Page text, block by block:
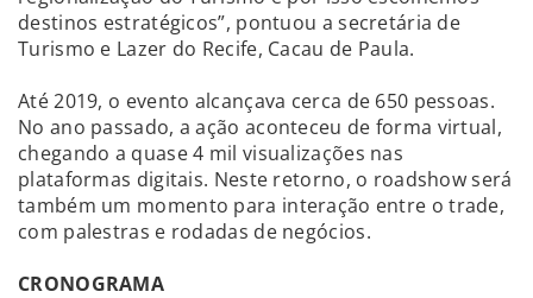
destinos estratégicos”, pontuou a secretária de
Turismo e Lazer do Recife, Cacau de Paula.
Até 2019, o evento alcançava cerca de 650 pessoas.
No ano passado, a ação aconteceu de forma virtual,
chegando a quase 4 mil visualizações nas
plataformas digitais. Neste retorno, o roadshow será
também um momento para interação entre o trade,
com palestras e rodadas de negócios.
CRONOGRAMA